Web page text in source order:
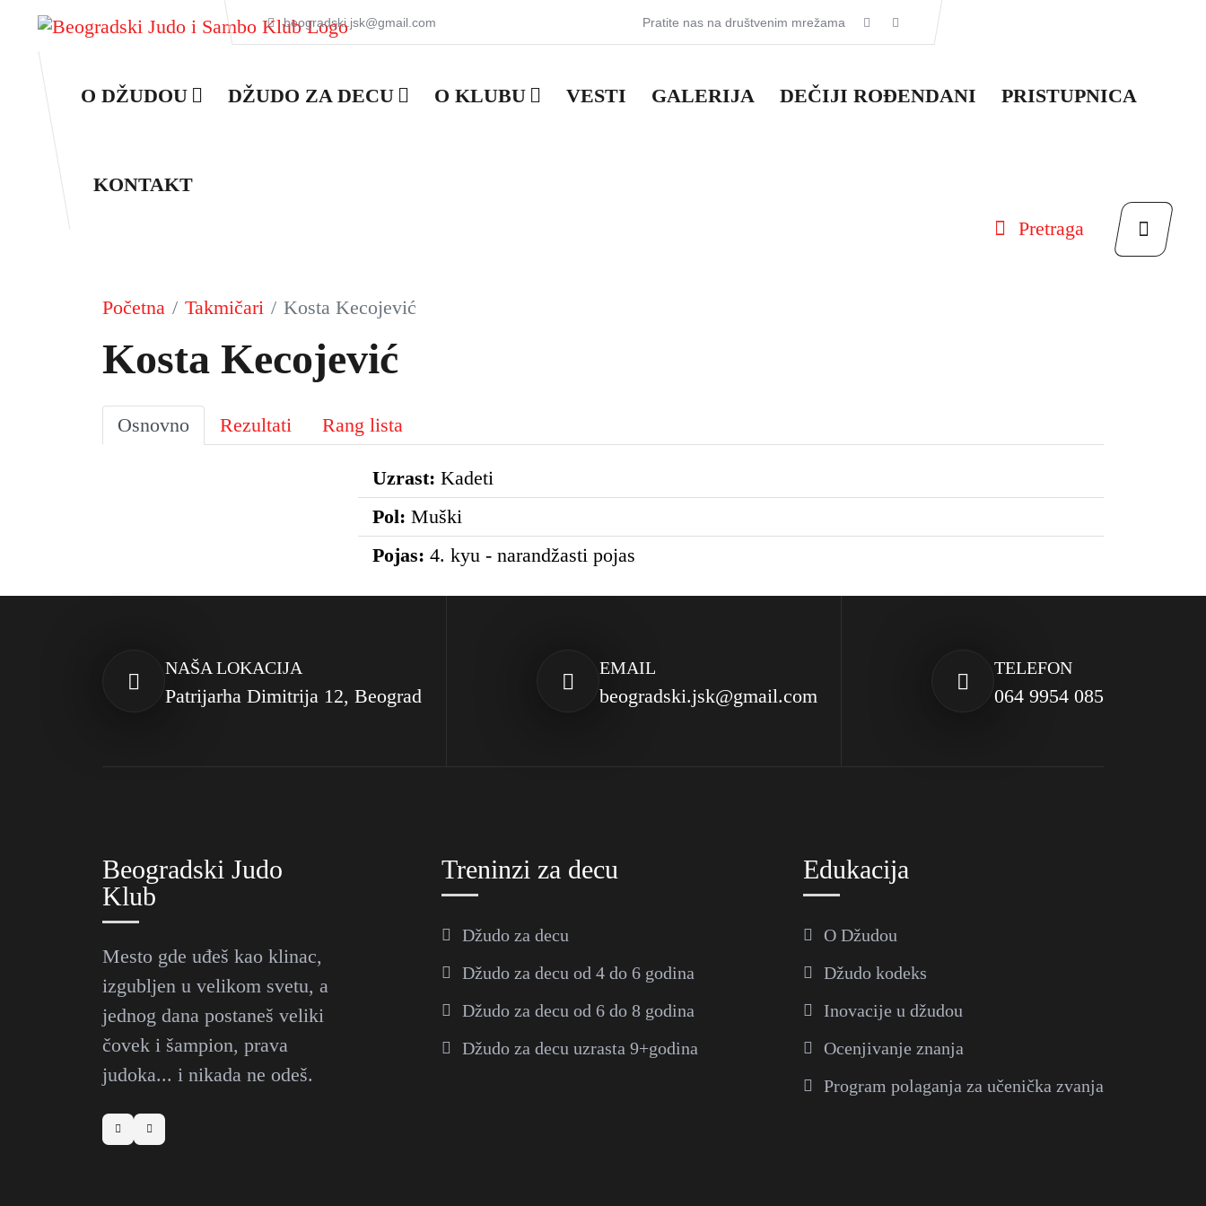
beogradski.jsk@gmail.com Pratite nas na društvenim mrežama
O DŽUDOU DŽUDO ZA DECU O KLUBU VESTI GALERIJA DEČIJI ROĐENDANI PRISTUPNICA
KONTAKT
Pretraga
Početna Takmičari Kosta Kecojević
Kosta Kecojević
Osnovno Rezultati Rang lista
Uzrast: Kadeti
Pol: Muški
Pojas: 4. kyu - narandžasti pojas
NAŠA LOKACIJA
Patrijarha Dimitrija 12, Beograd
EMAIL
beogradski.jsk@gmail.com
TELEFON
064 9954 085
Beogradski Judo
Klub
Mesto gde uđeš kao klinac,
izgubljen u velikom svetu, a
jednog dana postaneš veliki
čovek i šampion, prava
judoka... i nikada ne odeš.
Treninzi za decu
Džudo za decu
Džudo za decu od 4 do 6 godina
Džudo za decu od 6 do 8 godina
Džudo za decu uzrasta 9+godina
Edukacija
O Džudou
Džudo kodeks
Inovacije u džudou
Ocenjivanje znanja
Program polaganja za učenička zvanja